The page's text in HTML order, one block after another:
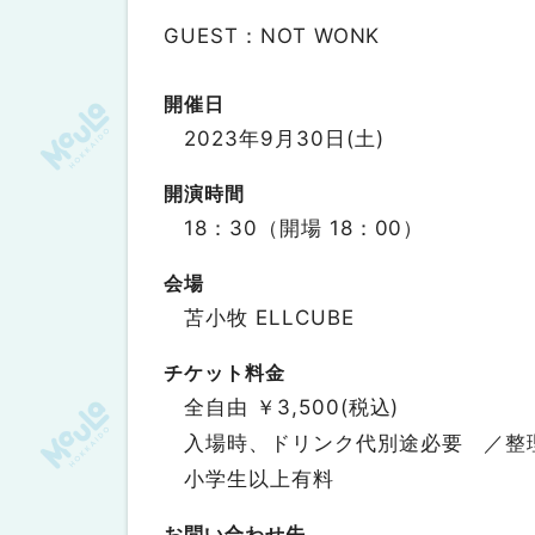
GUEST：NOT WONK
開催日
2023年9月30日(土)
開演時間
18：30（開場 18：00）
会場
苫小牧 ELLCUBE
チケット料金
全自由 ￥3,500(税込)
入場時、ドリンク代別途必要 ／整
小学生以上有料